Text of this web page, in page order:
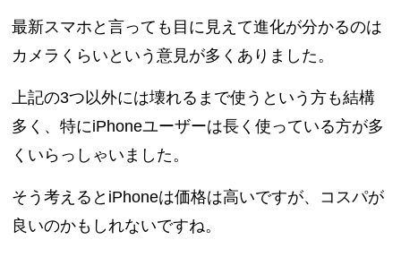
最新スマホと言っても目に見えて進化が分かるのは
カメラくらいという意見が多くありました。
上記の3つ以外には壊れるまで使うという方も結構
多く、特にiPhoneユーザーは長く使っている方が多
くいらっしゃいました。
そう考えるとiPhoneは価格は高いですが、コスパが
良いのかもしれないですね。